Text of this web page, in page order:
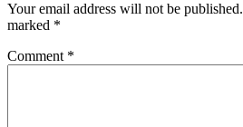
Your email address will not be published.
marked *
Comment *